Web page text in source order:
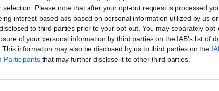
selection. Please note that after your opt-out request is processed
interest-based ads based on personal information utilized by us
to third parties prior to your opt-out. You may separately
of your personal information by third parties on the IAB’s list of
This information may also be disclosed by us to third parties on the
Participants that may further disclose it to other third parties.
Mostecku. Hodlá jednat
dohodnout se na podpoře s
prostřednictvím Státního
to dnes uvedla v tiskové
podle předchozích informací
nechtěl k prohlášení ani k
Ekologické organizace
jejich obavy, že si chce
Tykač většinu ušetřených